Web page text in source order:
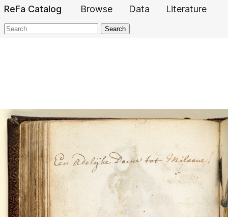
ReFa Catalog Browse Data Literature
Search